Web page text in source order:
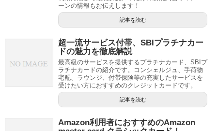
ーンの情報もお伝えします！
記事を読む
超一流サービス付帯、SBIプラチナカー
ドの魅力を徹底解説
最高級のサービスを提供するプラチナカード、SBIプ
ラチナカードの紹介です。コンシェルジュ、手荷物
宅配、ラウンジ、付帯保険等の充実したサービスを
受けたい方におすすめのクレジットカードです。
記事を読む
Amazon利用者におすすめのAmazon